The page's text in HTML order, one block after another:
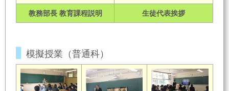
教務部長 教育課程説明 生徒代表挨拶
模擬授業（普通科）